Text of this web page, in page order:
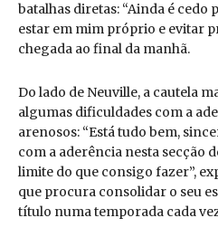
batalhas diretas: “Ainda é cedo
estar em mim próprio e evitar
chegada ao final da manhã.
Do lado de Neuville, a cautela
algumas dificuldades com a
arenosos: “Está tudo bem,
com a aderência nesta secção
limite do que consigo fazer”,
que procura consolidar o seu
título numa temporada cada